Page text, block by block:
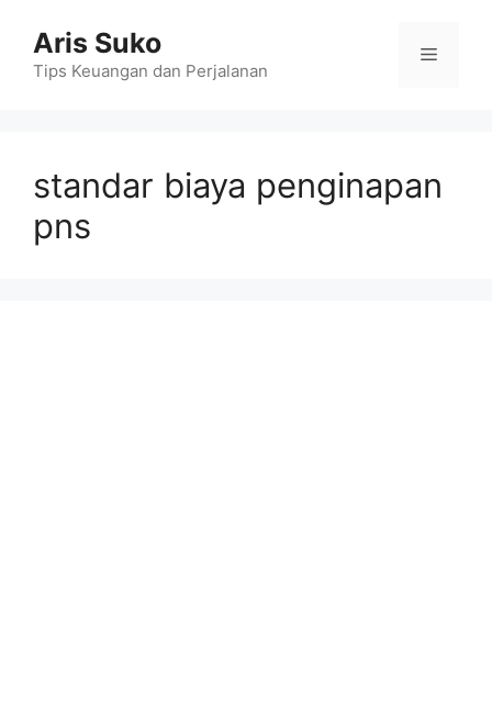
content
Aris Suko
Tips Keuangan dan Perjalanan
Menu
standar biaya penginapan
pns